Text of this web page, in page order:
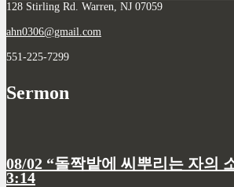
128 Stirling Rd. Warren, NJ 07059
ahn0306@gmail.com
551-225-7299
Sermon
08/02 “돌짝밭에 씨뿌리는 자의
3:14